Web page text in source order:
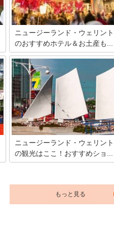
ニュージーランド・ウェリン
のおすすめホテル＆お土産も...
ニュージーランドの首都ウェリント
多様な文化が混ざり合うニュージー
ドには、個性溢れるショップやホテ
たくさん♡今回はそんな魅力的なウ
ントンのおすすめショップ＆ホテル
紹介します。
ニュージーランド・ウェリン
の観光はここ！おすすめショ...
れています。また映画や演劇の産業
心地でもあり、「文化と芸術の町」
界から評される、世界中の観光客か
もっと見る